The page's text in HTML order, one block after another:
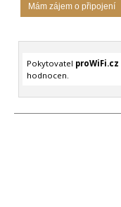
Mám zájem o připojení
Pokytovatel proWiFi.cz
hodnocen.